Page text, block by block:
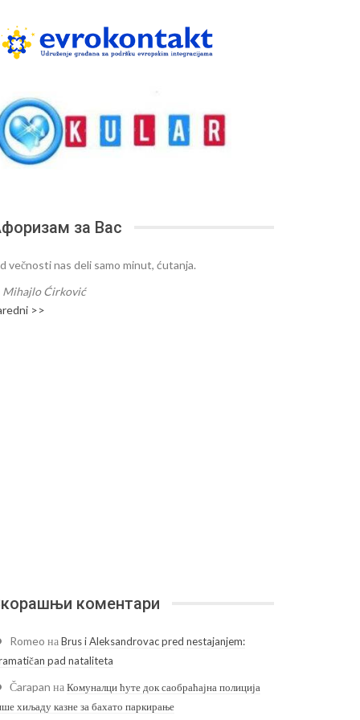
за Вас
večnosti nas deli samo minut, ćutanja.
Mihajlo Ćirković
>>
коментари
Romeo наBrus i Aleksandrovac pred nestajanjem:
pad nataliteta
Čarapan наКомуналци ћуте док саобраћајна полиција
хиљаду казне за бахато паркирање